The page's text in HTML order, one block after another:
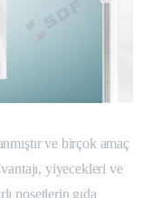
ve birçok amaç
yiyecekleri ve
poşetlerin gıda